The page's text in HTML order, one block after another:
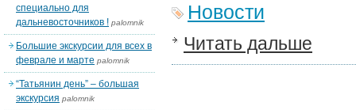
Новости
Читать дальше
специально для
дальневосточников ! palomnik
Большие экскурсии для всех в
феврале и марте palomnik
“Татьянин день” – большая
экскурсия palomnik